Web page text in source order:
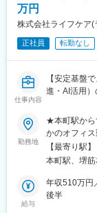
万円
株式会社ライフケア
正社員 転勤なし
仕事内容
【安定基盤
進・AI活用
勤務地
★本町駅から
かのオフィ
NANKAI備
歩3分・大阪
中央線「堺
駅」より徒歩
【最寄り駅】
本町駅、堺
給与
年収510万円
後半